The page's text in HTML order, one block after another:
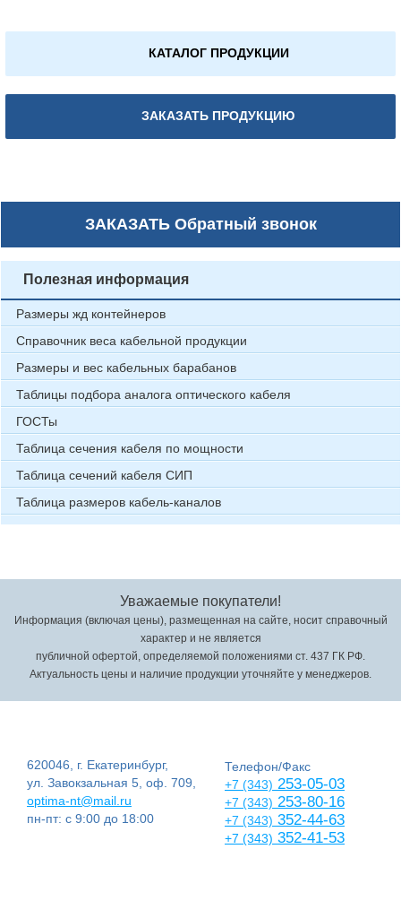
КАТАЛОГ ПРОДУКЦИИ
ЗАКАЗАТЬ ПРОДУКЦИЮ
ЗАКАЗАТЬОбратный звонок
Полезная информация
Размеры жд контейнеров
Справочник веса кабельной продукции
Размеры и вес кабельных барабанов
Таблицы подбора аналога оптического кабеля
ГОСТы
Таблица сечения кабеля по мощности
Таблица сечений кабеля СИП
Таблица размеров кабель-каналов
Уважаемые покупатели!
Информация (включая цены), размещенная на сайте, носит справочный
характер и не является
публичной офертой, определяемой положениями ст. 437 ГК РФ.
Актуальность цены и наличие продукции уточняйте у менеджеров.
620046, г. Екатеринбург,
ул. Завокзальная 5, оф. 709,
optima-nt@mail.ru
пн-пт: с 9:00 до 18:00
Телефон/Факс
+7 (343) 253-05-03
+7 (343) 253-80-16
+7 (343) 352-44-63
+7 (343) 352-41-53